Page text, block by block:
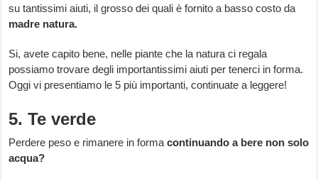
su tantissimi aiuti, il grosso dei quali è fornito a basso costo da
madre natura.
Si, avete capito bene, nelle piante che la natura ci regala
possiamo trovare degli importantissimi aiuti per tenerci in forma.
Oggi vi presentiamo le 5 più importanti, continuate a leggere!
5. Te verde
Perdere peso e rimanere in formacontinuando a bere non solo
acqua?